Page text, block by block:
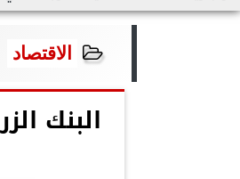
الاقتصاد
البنك